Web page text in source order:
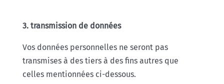
3. transmission de données
Vos données personnelles ne seront pas
transmises à des tiers à des fins autres que
celles mentionnées ci-dessous.